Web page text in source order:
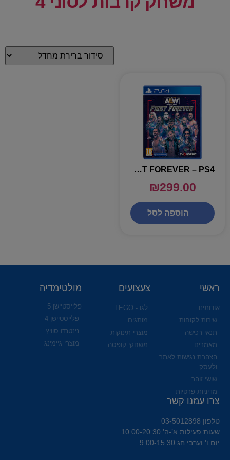
AEW FIGHT FOREVER – PS4
₪299.00
הוספה לסל
ראשי
אודותינו
שירות לקוחות
תנאי רכישה
מאמרים
הצהרת נגישות לאתר
ולעסק
שושי זוהר
מדיניות פרטיות
צעצועים
לגו - LEGO
מותגים
מוצרי תינוקות
משחקי קופסה
מולטימדיה
פלייסטיישן 5
פלייסטיישן 4
נינטנדו סוויץ
מוצרי גיימינג
צרו עמנו קשר
טלפון 03-5012898
שעות פעילות א’-ה’ 10:00-20:30
יום ו' וערבי חג 9:00-15:30